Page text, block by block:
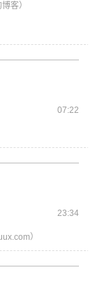
博客）
07:22
23:34
）